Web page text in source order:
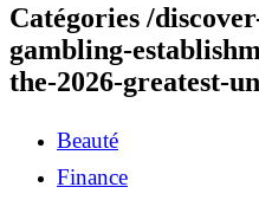
Catégories /
gambling-
the-2026-greatest-
Beauté
Finance